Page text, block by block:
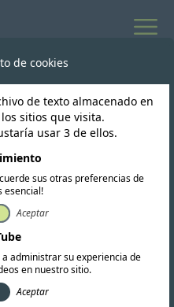
y
de cookies
de texto almacenado en
sitios que visita.
usar 3 de ellos.
sus otras preferencias de
esencial!
Aceptar
a administrar su experiencia de
en nuestro sitio.
Aceptar